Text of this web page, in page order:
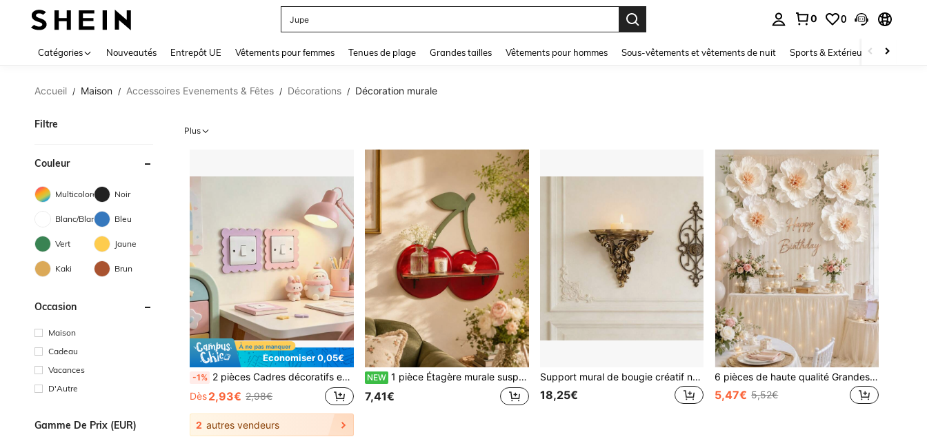
Jupe
0 0
Catégories Nouveautés Entrepôt UE Vêtements pour femmes Tenues de plage Grandes tailles Vêtements pour hommes Sous-vêtements et vêtements de nuit Sports & Extérieur Enfants
Accueil / Maison / Accessoires Evenements & Fêtes / Décorations / Décoration murale
Filtre
Couleur
Multicolore Noir
Blanc/Blanche Bleu
Vert Jaune
Kaki Brun
Occasion
Maison
Cadeau
Vacances
D'Autre
Gamme De Prix (EUR)
Plus
Économiser 0,05€
-1% 2 pièces Cadres décoratifs en bois rose et violet pour interrupteur, Couvercle de protection anti-poussière pour interrupteur à bouton, Installation facile pour la décoration murale du salon, de la chambre, de la cuisine, sans électricité requise; Convient pour la décoration de scène d'anniversaire, de mariage, excellent cadeau de pendaison de crémaillère.
Dès2,93€ 2,98€
2 autres vendeurs
NEW 1 pièce Étagère murale suspendue en forme de cerise rouge, étagère murale créative en forme de fruit, étagère de rangement décorative en cerise, étagère d'affichage murale, étagère d'affichage pour petits objets dans le salon, la chambre, l'entrée, étagère d'affichage pour aromathérapie, cadre photo, bougie, plante en pot, décoration murale simple et amusante pour la maison, étagère de rangement murale suspendue, étagère de rangement murale, organisateur d'espace pour appartement et dortoir
7,41€
Support mural de bougie créatif nordique, support de bougie de décoration murale intérieure, support de bougie sculpté à la française, support de bougie mural rétro européen en résine avec relief pour le salon
18,25€
6 pièces de haute qualité Grandes fleurs artificielles de pivoines de simulation de 29,97 cm*6, ensemble de fleurs en papier fait main de haute qualité pour la décoration murale de mariage, l'arrangement de fenêtre en arc, le décor de fête d'anniversaire, la décoration murale de la maison
5,47€ 5,52€